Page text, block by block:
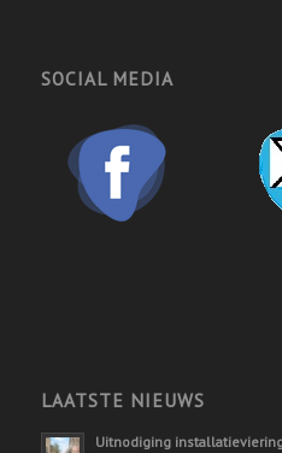
SOCIAL MEDIA
LAATSTE NIEUWS
Uitnodiging